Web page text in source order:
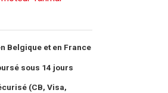
Belgique et en France
sous 14 jours
(CB, Visa,